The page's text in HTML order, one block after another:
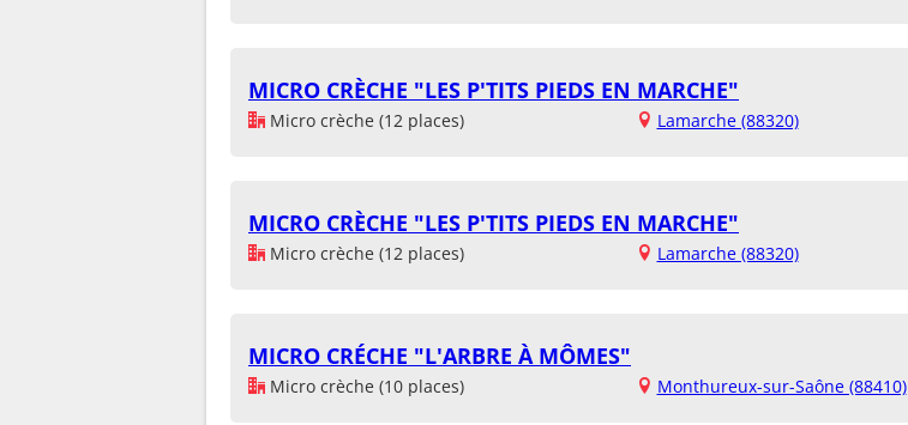
MICRO CRÈCHE "LES P'TITS PIEDS EN MARCHE"
Micro crèche (12 places) Lamarche (88320)
MICRO CRÈCHE "LES P'TITS PIEDS EN MARCHE"
Micro crèche (12 places) Lamarche (88320)
MICRO CRÉCHE "L'ARBRE À MÔMES"
Micro crèche (10 places) Monthureux-sur-Saône (88410)